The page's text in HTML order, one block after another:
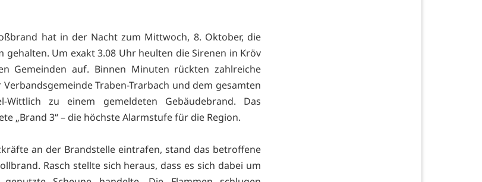
hat in der Nacht zum Mittwoch, 8. Oktober, die
gehalten. Um exakt 3.08 Uhr heulten die Sirenen in Kröv
Gemeinden auf. Binnen Minuten rückten zahlreiche
Traben-Trarbach und dem gesamten
Wittlich zu einem gemeldeten Gebäudebrand. Das
„Brand 3“ – die höchste Alarmstufe für die Region.
an der Brandstelle eintrafen, stand das betroffene
Rasch stellte sich heraus, dass es sich dabei um